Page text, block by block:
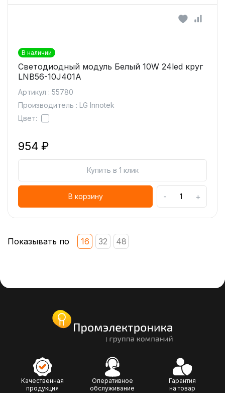
В наличии
Светодиодный модуль Белый 10W 24led круг
LNB56-10J401A
Артикул : 55780
Производитель : LG Innotek
Цвет:
954 ₽
Купить в 1 клик
В корзину - +
Показывать по 16 32 48
Качественная
продукция
Оперативное
обслуживание
Гарантия
на товар